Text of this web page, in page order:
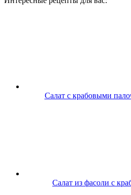
Салат с крабовыми
Салат из фасоли с